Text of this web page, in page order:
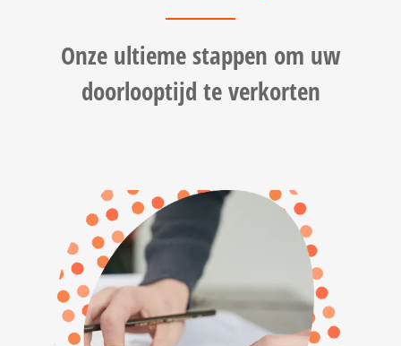
Onze ultieme stappen om uw
doorlooptijd te verkorten